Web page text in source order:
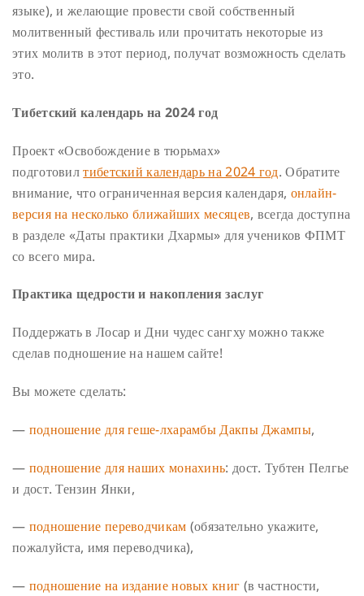
языке), и желающие провести свой собственный
молитвенный фестиваль или прочитать некоторые из
этих молитв в этот период, получат возможность сделать
это.
Тибетский календарь на 2024 год
Проект «Освобождение в тюрьмах»
подготовилтибетский календарь на 2024 год. Обратите
внимание, что ограниченная версия календаря, онлайн-
версия на несколько ближайших месяцев, всегда доступна
в разделе «Даты практики Дхармы» для учеников ФПМТ
со всего мира.
Практика щедрости и накопления заслуг
Поддержать в Лосар и Дни чудес сангху можно также
сделав подношение на нашем сайте!
Вы можете сделать:
— подношение для геше-лхарамбы Дакпы Джампы,
— подношение для наших монахинь: дост. Тубтен Пелгье
и дост. Тензин Янки,
— подношение переводчикам (обязательно укажите,
пожалуйста, имя переводчика),
— подношение на издание новых книг (в частности,